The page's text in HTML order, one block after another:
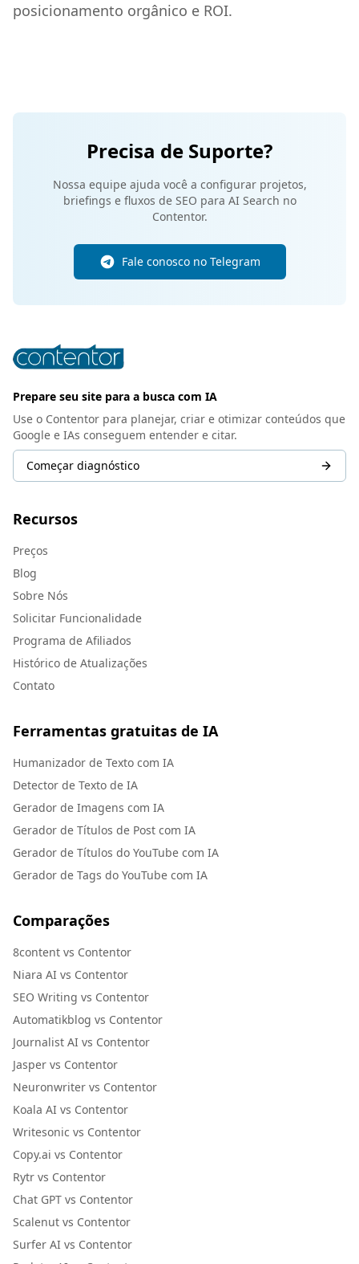
posicionamento orgânico e ROI.
Precisa de Suporte?
Nossa equipe ajuda você a configurar projetos,
briefings e fluxos de SEO para AI Search no
Contentor.
Fale conosco no Telegram
Prepare seu site para a busca com IA
Use o Contentor para planejar, criar e otimizar conteúdos que
Google e IAs conseguem entender e citar.
Começar diagnóstico
Recursos
Preços
Blog
Sobre Nós
Solicitar Funcionalidade
Programa de Afiliados
Histórico de Atualizações
Contato
Ferramentas gratuitas de IA
Humanizador de Texto com IA
Detector de Texto de IA
Gerador de Imagens com IA
Gerador de Títulos de Post com IA
Gerador de Títulos do YouTube com IA
Gerador de Tags do YouTube com IA
Comparações
8content vs Contentor
Niara AI vs Contentor
SEO Writing vs Contentor
Automatikblog vs Contentor
Journalist AI vs Contentor
Jasper vs Contentor
Neuronwriter vs Contentor
Koala AI vs Contentor
Writesonic vs Contentor
Copy.ai vs Contentor
Rytr vs Contentor
Chat GPT vs Contentor
Scalenut vs Contentor
Surfer AI vs Contentor